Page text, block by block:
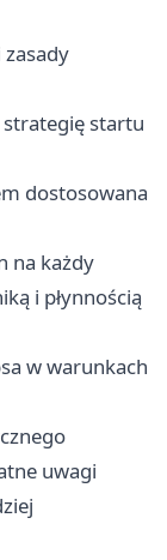
startu
dostosowana
na każdy
i płynnością
w warunkach
uwagi